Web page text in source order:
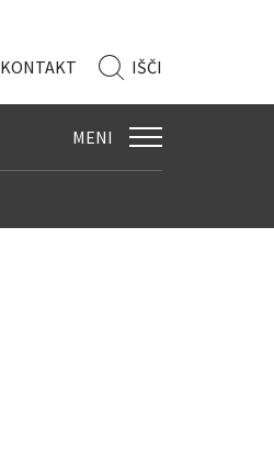
KONTAKT IŠČI
MENI